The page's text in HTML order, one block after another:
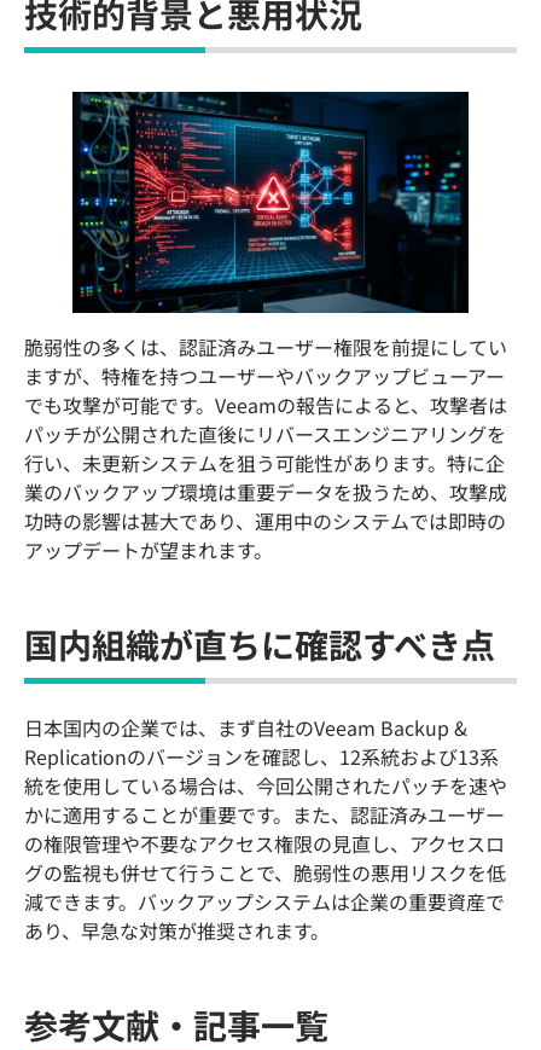
技術的背景と悪用状況
脆弱性の多くは、認証済みユーザー権限を前提にしてい
ますが、特権を持つユーザーやバックアップビューアー
でも攻撃が可能です。Veeamの報告によると、攻撃者は
パッチが公開された直後にリバースエンジニアリングを
行い、未更新システムを狙う可能性があります。特に企
業のバックアップ環境は重要データを扱うため、攻撃成
功時の影響は甚大であり、運用中のシステムでは即時の
アップデートが望まれます。
国内組織が直ちに確認すべき点
日本国内の企業では、まず自社のVeeam Backup &
Replicationのバージョンを確認し、12系統および13系
統を使用している場合は、今回公開されたパッチを速や
かに適用することが重要です。また、認証済みユーザー
の権限管理や不要なアクセス権限の見直し、アクセスロ
グの監視も併せて行うことで、脆弱性の悪用リスクを低
減できます。バックアップシステムは企業の重要資産で
あり、早急な対策が推奨されます。
参考文献・記事一覧